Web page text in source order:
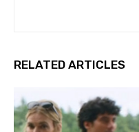
RELATED ARTICLES